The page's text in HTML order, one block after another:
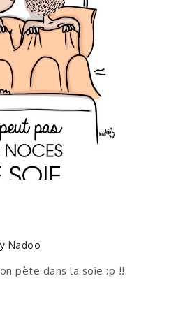
Nadoo
pète dans la soie :p !!